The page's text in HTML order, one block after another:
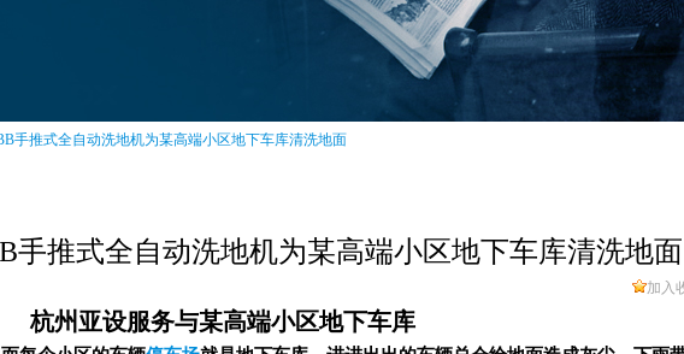
手推式全自动洗地机为某高端小区地下车库清洗地面
手推式全自动洗地机为某高端小区地下车库清洗地面
加入
杭州亚设服务与某高端小区地下车库